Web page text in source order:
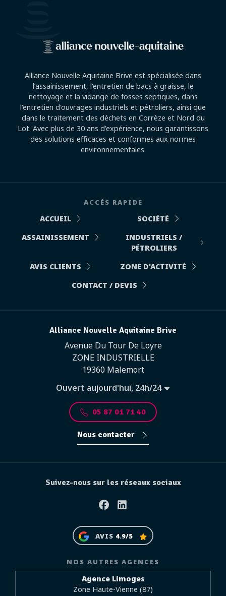
Alliance Nouvelle Aquitaine Brive est spécialisée dans
l’assainissement, l'entretien de bacs à graisse, le
nettoyage et la vidange de fosses septiques, dans
l'entretien d'ouvrages industriels et pétroliers, ainsi que
dans le traitement des déchets en Corrèze et Nord du
Lot. Avec plus de 30 ans d'expérience, nous garantissons
des solutions efficaces et conformes aux normes
environnementales.
ACCÈS RAPIDE
ACCUEIL
SOCIÉTÉ
ASSAINISSEMENT
INDUSTRIELS /
PÉTROLIERS
AVIS CLIENTS
ZONE D'ACTIVITÉ
CONTACT / DEVIS
Alliance Nouvelle Aquitaine Brive
Avenue Du Tour De Loyre
ZONE INDUSTRIELLE
19360 Malemort
Ouvert aujourd'hui, 24h/24
05 87 01 71 40
Nous contacter
Suivez-nous sur les réseaux sociaux
FacebookLinkedin
AVIS 4.9/5
NOS AUTRES AGENCES
Agence Limoges
Zone Haute-Vienne (87)